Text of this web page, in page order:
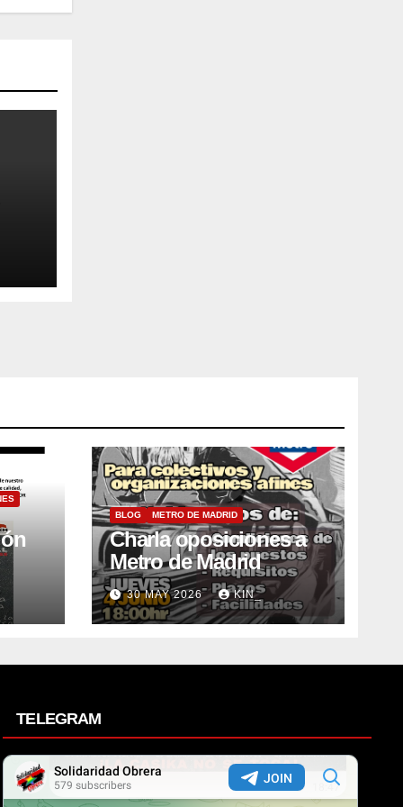
BLOG METRO DE MADRID
Charla oposiciones a
Metro de Madrid
30 MAY 2026 KIN_
TELEGRAM